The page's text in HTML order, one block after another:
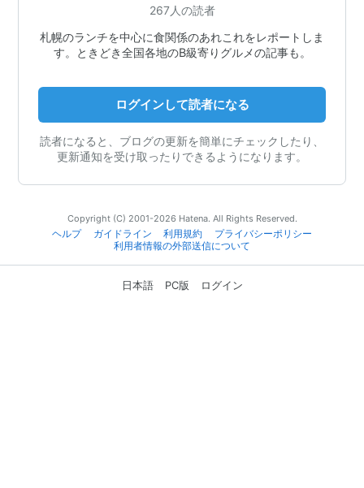
267人の読者
札幌のランチを中心に食関係のあれこれをレポートしま
す。ときどき全国各地のB級寄りグルメの記事も。
ログインして読者になる
読者になると、ブログの更新を簡単にチェックしたり、
更新通知を受け取ったりできるようになります。
Copyright (C) 2001-2026 Hatena. All Rights Reserved.
ヘルプ
ガイドライン 利用規約
プライバシーポリシー
利用者情報の外部送信について
日本語 PC版 ログイン